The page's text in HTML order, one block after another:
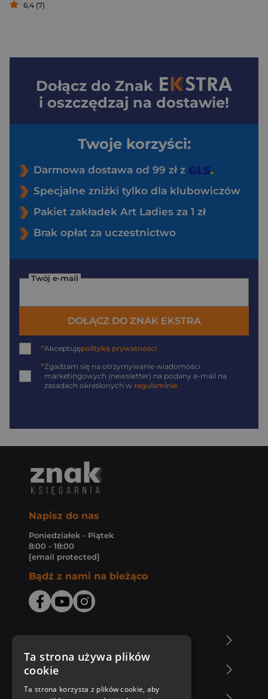
6,4 (7)
Dołącz do Znak
i oszczędzaj na dostawie!
Twoje korzyści:
Darmowa dostawa od 99 zł z
Specjalne zniżki tylko dla klubowiczów
Pakiet zakładek Art Ladies za 1 zł
Brak opłat za uczestnictwo
Twój e-mail
DOŁĄCZ DO ZNAK EKSTRA
*Akceptujępolitykę prywatności
*Zgadzam się na otrzymywanie wiadomości
marketingowych (newsletter) na podany e-mail na
zasadach określonych w regulaminie.
Napisz do nas
Poniedziałek - Piątek
8:00 - 18:00
[email protected]
Bądź z nami na bieżąco
Zakupy u nas
Ta strona używa plików
cookie
Ta strona korzysta z plików cookie, aby